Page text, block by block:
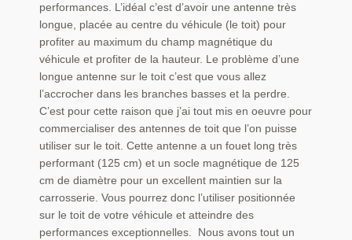
performances. L’idéal c’est d’avoir une antenne très
longue, placée au centre du véhicule (le toit) pour
profiter au maximum du champ magnétique du
véhicule et profiter de la hauteur. Le problème d’une
longue antenne sur le toit c’est que vous allez
l’accrocher dans les branches basses et la perdre.
C’est pour cette raison que j’ai tout mis en oeuvre pour
commercialiser des antennes de toit que l’on puisse
utiliser sur le toit. Cette antenne a un fouet long très
performant (125 cm) et un socle magnétique de 125
cm de diamètre pour un excellent maintien sur la
carrosserie. Vous pourrez donc l’utiliser positionnée
sur le toit de votre véhicule et atteindre des
performances exceptionnelles. Nous avons tout un